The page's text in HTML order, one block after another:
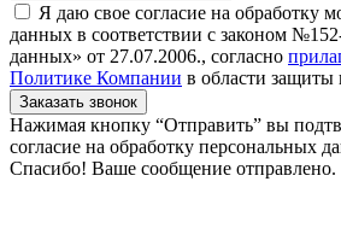
Я даю свое согласие на обработку
данных в соответствии с законом
данных» от 27.07.2006., согласно
Политике Компании в области
Заказать звонок
Нажимая кнопку “Отправить” вы
согласие на обработку персональных
Спасибо! Ваше сообщение отправлено.